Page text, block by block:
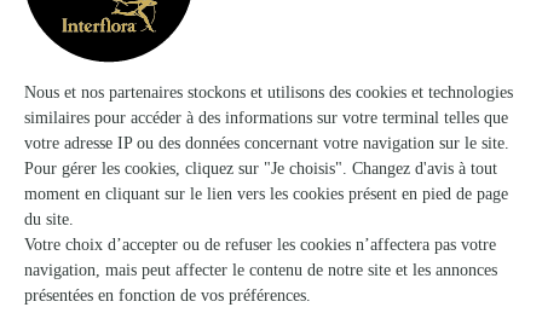
Metz
★★★
4.4 (202)
Voir la boutique